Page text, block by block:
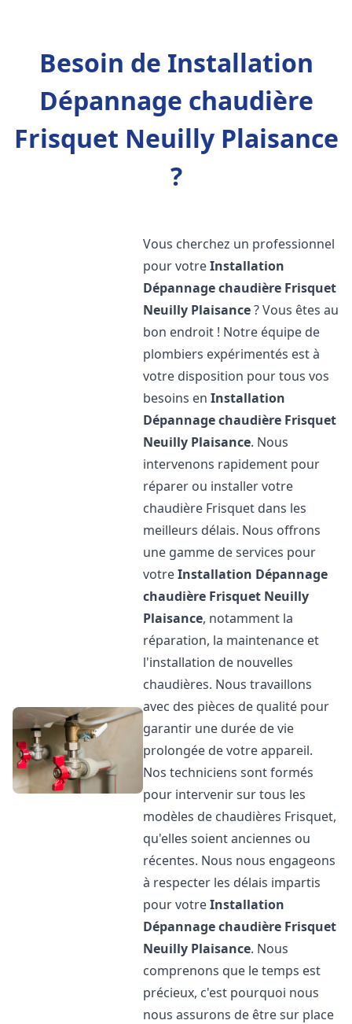
Besoin de Installation
Dépannage chaudière
Frisquet Neuilly Plaisance
?
Vous cherchez un professionnel
pour votreInstallation
Dépannage chaudière Frisquet
Neuilly Plaisance? Vous êtes au
bon endroit ! Notre équipe de
plombiers expérimentés est à
votre disposition pour tous vos
besoins enInstallation
Dépannage chaudière Frisquet
Neuilly Plaisance. Nous
intervenons rapidement pour
réparer ou installer votre
chaudière Frisquet dans les
meilleurs délais. Nous offrons
une gamme de services pour
votreInstallation Dépannage
chaudière Frisquet Neuilly
Plaisance, notamment la
réparation, la maintenance et
l'installation de nouvelles
chaudières. Nous travaillons
avec des pièces de qualité pour
garantir une durée de vie
prolongée de votre appareil.
Nos techniciens sont formés
pour intervenir sur tous les
modèles de chaudières Frisquet,
qu'elles soient anciennes ou
récentes. Nous nous engageons
à respecter les délais impartis
pour votreInstallation
Dépannage chaudière Frisquet
Neuilly Plaisance. Nous
comprenons que le temps est
précieux, c'est pourquoi nous
nous assurons de être sur place